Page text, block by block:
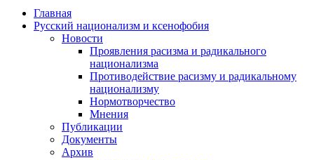
Главная
Русский национализм и ксенофобия
Новости
Проявления расизма и радикального
национализма
Противодействие расизму и радикальному
национализму
Нормотворчество
Мнения
Публикации
Документы
Архив